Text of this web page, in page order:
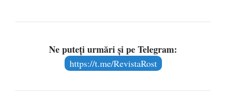
Ne puteți urmări și pe Telegram:
https://t.me/RevistaRost